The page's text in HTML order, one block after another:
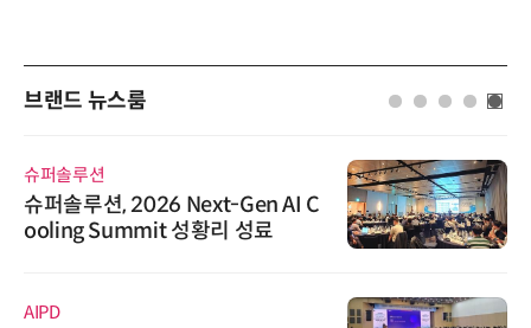
브랜드 뉴스룸
시놀로지, SK네트웍스서비스와 영
상 보안 카메라 국내 독점 판매 파